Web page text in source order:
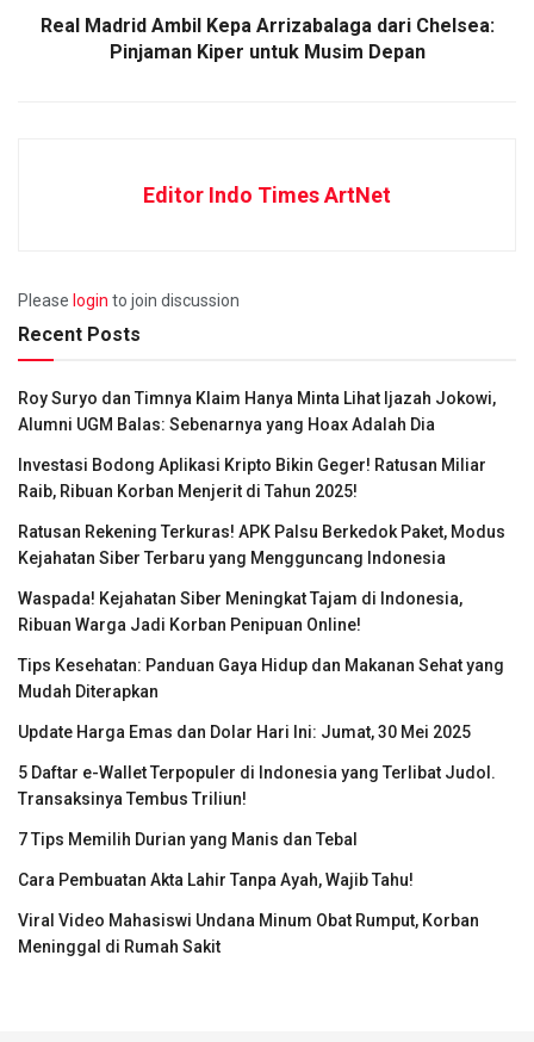
Real Madrid Ambil Kepa Arrizabalaga dari Chelsea:
Pinjaman Kiper untuk Musim Depan
Editor Indo Times ArtNet
Please login to join discussion
Recent Posts
Roy Suryo dan Timnya Klaim Hanya Minta Lihat Ijazah Jokowi,
Alumni UGM Balas: Sebenarnya yang Hoax Adalah Dia
Investasi Bodong Aplikasi Kripto Bikin Geger! Ratusan Miliar
Raib, Ribuan Korban Menjerit di Tahun 2025!
Ratusan Rekening Terkuras! APK Palsu Berkedok Paket, Modus
Kejahatan Siber Terbaru yang Mengguncang Indonesia
Waspada! Kejahatan Siber Meningkat Tajam di Indonesia,
Ribuan Warga Jadi Korban Penipuan Online!
Tips Kesehatan: Panduan Gaya Hidup dan Makanan Sehat yang
Mudah Diterapkan
Update Harga Emas dan Dolar Hari Ini: Jumat, 30 Mei 2025
5 Daftar e-Wallet Terpopuler di Indonesia yang Terlibat Judol.
Transaksinya Tembus Triliun!
7 Tips Memilih Durian yang Manis dan Tebal
Cara Pembuatan Akta Lahir Tanpa Ayah, Wajib Tahu!
Viral Video Mahasiswi Undana Minum Obat Rumput, Korban
Meninggal di Rumah Sakit